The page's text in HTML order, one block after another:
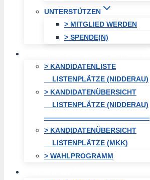
UNTERSTÜTZEN
> MITGLIED WERDEN
> SPENDE(N)
> KANDIDATENLISTE
LISTENPLÄTZE (NIDDERAU)
> KANDIDATENÜBERSICHT
LISTENPLÄTZE (NIDDERAU)
———————————————
> KANDIDATENÜBERSICHT
LISTENPLÄTZE (MKK)
> WAHLPROGRAMM